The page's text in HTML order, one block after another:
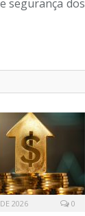
segurança dos
2026 0